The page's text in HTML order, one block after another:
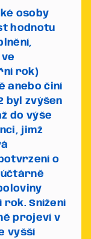
osoby
hodnotu
rok)
anebo činí
byl zvýšen
do výše
jimž
o
Snížení
projeví v
vyšší